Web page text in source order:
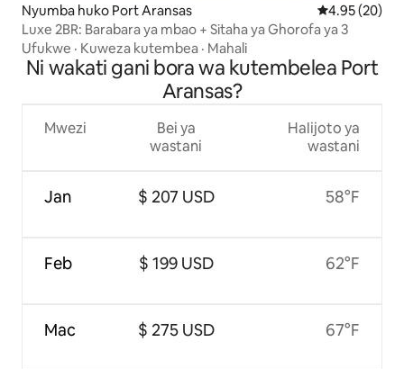
Nyumba huko Port Aransas Ukadiriaji wa
4.95 (20)
Luxe 2BR: Barabara ya mbao + Sitaha ya Ghorofa ya 3
Ufukwe · Kuweza kutembea · Mahali
Ni wakati gani bora wa kutembelea Port
Aransas?
Mwezi
Jan
Feb
Mac
Bei ya
wastani
$ 207 USD
$ 199 USD
$ 275 USD
Halijoto ya
wastani
58°F
62°F
67°F